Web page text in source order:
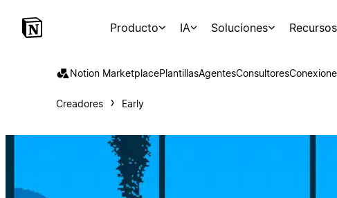
Producto IA Soluciones Recursos
Notion MarketplacePlantillasAgentesConsultores
Creadores Early